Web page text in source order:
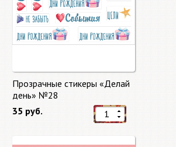
Прозрачные стикеры «Делай
день» №28
35 руб.